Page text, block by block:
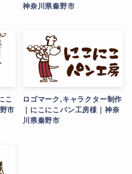
神奈川県秦野市
こ
市
ロゴマーク,キャラクター制作
｜にこにこパン工房様｜神奈
川県秦野市